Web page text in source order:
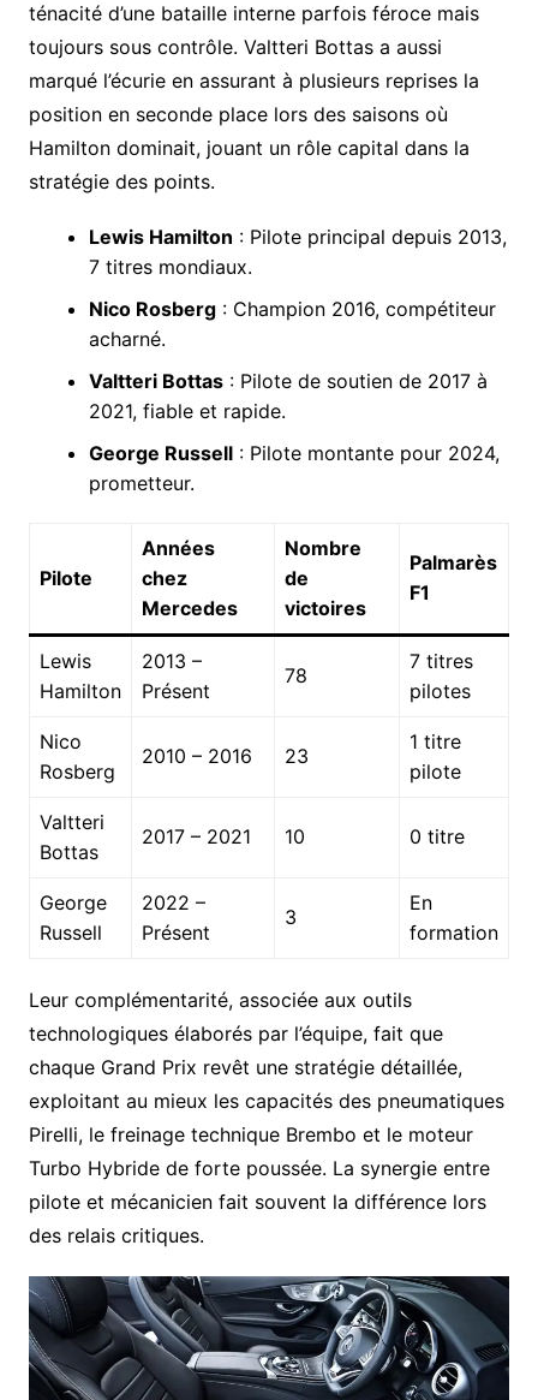
ténacité d’une bataille interne parfois féroce mais
toujours sous contrôle. Valtteri Bottas a aussi
marqué l’écurie en assurant à plusieurs reprises la
position en seconde place lors des saisons où
Hamilton dominait, jouant un rôle capital dans la
stratégie des points.
Lewis Hamilton : Pilote principal depuis 2013,
7 titres mondiaux.
Nico Rosberg: Champion 2016, compétiteur
acharné.
Valtteri Bottas: Pilote de soutien de 2017 à
2021, fiable et rapide.
George Russell: Pilote montante pour 2024,
prometteur.
Pilote
Années
chez
Mercedes
Nombre
de
victoires
Palmarès
F1
Lewis
Hamilton
2013 –
Présent
78
7 titres
pilotes
Nico
Rosberg
2010 – 2016 23
1 titre
pilote
Valtteri
Bottas
2017 – 2021 10 0 titre
George
Russell
2022 –
Présent
3
En
formation
Leur complémentarité, associée aux outils
technologiques élaborés par l’équipe, fait que
chaque Grand Prix revêt une stratégie détaillée,
exploitant au mieux les capacités des pneumatiques
Pirelli, le freinage technique Brembo et le moteur
Turbo Hybride de forte poussée. La synergie entre
pilote et mécanicien fait souvent la différence lors
des relais critiques.